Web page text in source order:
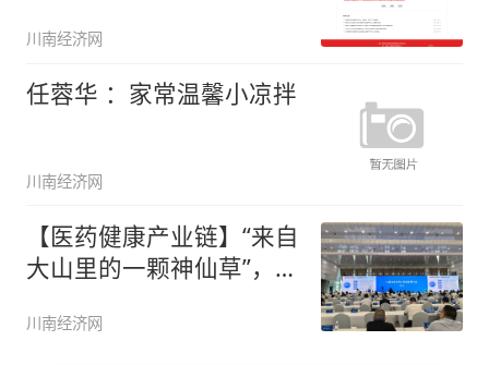
川南经济网
任蓉华 ：家常温馨小凉拌
川南经济网
【医药健康产业链】“来自
大山里的一颗神仙草”，古
川南经济网